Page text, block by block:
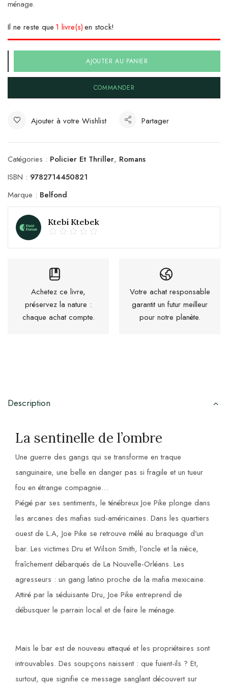
ménage.
Il ne reste que 1 livre(s)en stock!
AJOUTER AU PANIER
COMMANDER
Ajouter à votre Wishlist Partager
Catégories : Policier Et Thriller, Romans
ISBN : 9782714450821
Marque : Belfond
Ktebi Ktebek
Achetez ce livre,
préservez la nature :
chaque achat compte.
Votre achat responsable
garantit un futur meilleur
pour notre planète.
Description
La sentinelle de l’ombre
Une guerre des gangs qui se transforme en traque
sanguinaire, une belle en danger pas si fragile et un tueur
fou en étrange compagnie…
Piégé par ses sentiments, le ténébreux Joe Pike plonge dans
les arcanes des mafias sud-américaines. Dans les quartiers
ouest de L.A, Joe Pike se retrouve mêlé au braquage d’un
bar. Les victimes Dru et Wilson Smith, l’oncle et la nièce,
fraîchement débarqués de La Nouvelle-Orléans. Les
agresseurs : un gang latino proche de la mafia mexicaine.
Attiré par la séduisante Dru, Joe Pike entreprend de
débusquer le parrain local et de faire le ménage.
Mais le bar est de nouveau attaqué et les propriétaires sont
introuvables. Des soupçons naissent : que fuient-ils ? Et,
surtout, que signifie ce message sanglant découvert sur